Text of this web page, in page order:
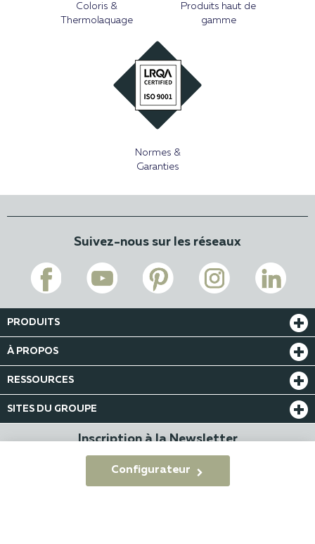
Coloris &
Thermolaquage
Produits haut de
gamme
Normes &
Garanties
Inscription à la Newsletter
Suivez-nous sur les réseaux
PRODUITS
À PROPOS
RESSOURCES
SITES DU GROUPE
Configurateur